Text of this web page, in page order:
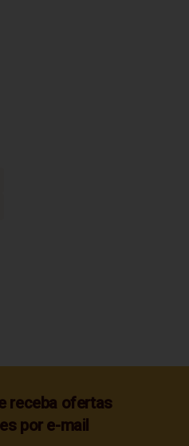
receba ofertas
por e-mail